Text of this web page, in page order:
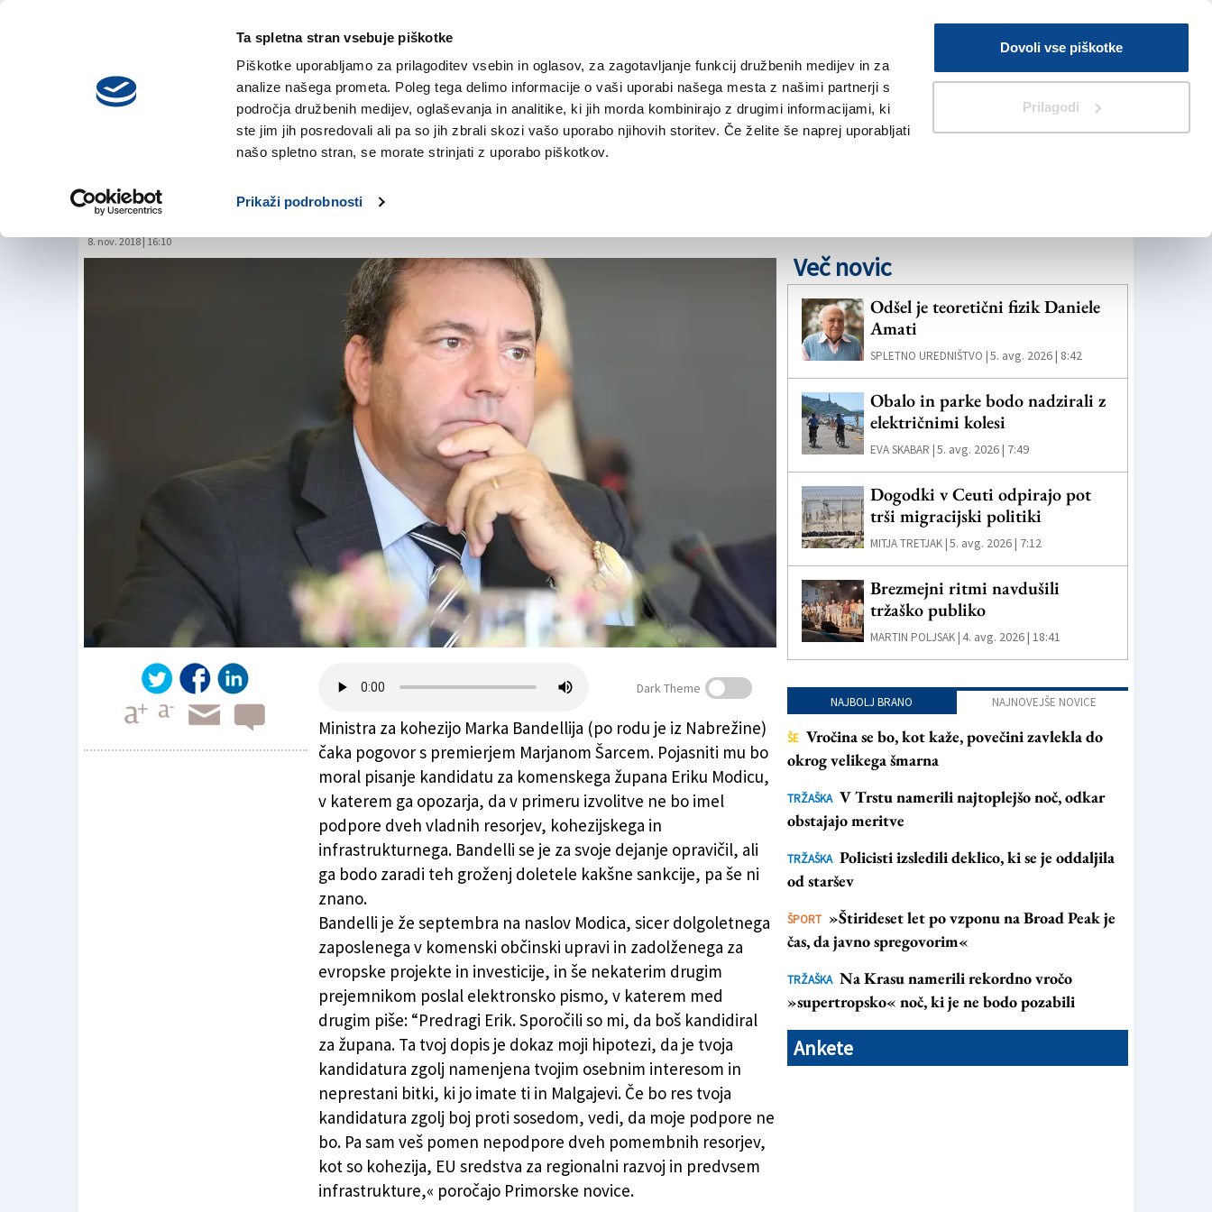
Ta spletna stran vsebuje piškotke
Piškotke uporabljamo za prilagoditev vsebin in oglasov, za zagotavljanje funkcij družbenih medijev in za
analize našega prometa. Poleg tega delimo informacije o vaši uporabi našega mesta z našimi partnerji s
področja družbenih medijev, oglaševanja in analitike, ki jih morda kombinirajo z drugimi informacijami, ki
ste jim jih posredovali ali pa so jih zbrali skozi vašo uporabo njihovih storitev. Če želite še naprej uporabljati
našo spletno stran, se morate strinjati z uporabo piškotkov.
Prikaži podrobnosti
Dovoli vse piškotke
Prilagodi
sreda,
5. avgusta 2026
V Kioskih
Iskanje
NOVICE TRŽAŠKA GORIŠKA KULTURA ŠPORT ŠE
Bandelli na prepihu zaradi spornega
sporočila
8. nov. 2018 | 16:10
Bandelli na prepihu zaradi spornega sporočila
Dark Theme
Ministra za kohezijo Marka Bandellija (po rodu je iz Nabrežine)
čaka pogovor s premierjem Marjanom Šarcem. Pojasniti mu bo
moral pisanje kandidatu za komenskega župana Eriku Modicu,
v katerem ga opozarja, da v primeru izvolitve ne bo imel
podpore dveh vladnih resorjev, kohezijskega in
infrastrukturnega. Bandelli se je za svoje dejanje opravičil, ali
ga bodo zaradi teh groženj doletele kakšne sankcije, pa še ni
znano.
Bandelli je že septembra na naslov Modica, sicer dolgoletnega
zaposlenega v komenski občinski upravi in zadolženega za
evropske projekte in investicije, in še nekaterim drugim
prejemnikom poslal elektronsko pismo, v katerem med
drugim piše: “Predragi Erik. Sporočili so mi, da boš kandidiral
za župana. Ta tvoj dopis je dokaz moji hipotezi, da je tvoja
kandidatura zgolj namenjena tvojim osebnim interesom in
neprestani bitki, ki jo imate ti in Malgajevi. Če bo res tvoja
kandidatura zgolj boj proti sosedom, vedi, da moje podpore ne
bo. Pa sam veš pomen nepodpore dveh pomembnih resorjev,
kot so kohezija, EU sredstva za regionalni razvoj in predvsem
infrastrukture,« poročajo Primorske novice.
Več novic
Odšel je teoretični fizik Daniele
Amati
SPLETNO UREDNIŠTVO |5. avg. 2026 | 8:42
Obalo in parke bodo nadzirali z
električnimi kolesi
EVA SKABAR |5. avg. 2026 | 7:49
Dogodki v Ceuti odpirajo pot
trši migracijski politiki
MITJA TRETJAK |5. avg. 2026 | 7:12
Brezmejni ritmi navdušili
tržaško publiko
MARTIN POLJSAK |4. avg. 2026 | 18:41
NAJBOLJ BRANO NAJNOVEJŠE NOVICE
ŠE Vročina se bo, kot kaže, povečini zavlekla do
okrog velikega šmarna
TRŽAŠKA V Trstu namerili najtoplejšo noč, odkar
obstajajo meritve
TRŽAŠKA Policisti izsledili deklico, ki se je oddaljila
od staršev
ŠPORT »Štirideset let po vzponu na Broad Peak je
čas, da javno spregovorim«
TRŽAŠKA Na Krasu namerili rekordno vročo
»supertropsko« noč, ki je ne bodo pozabili
Ankete